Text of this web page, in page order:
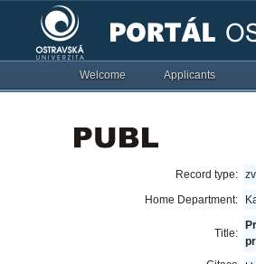
Welcome Applicants
Record type:
Home Department:
Title: